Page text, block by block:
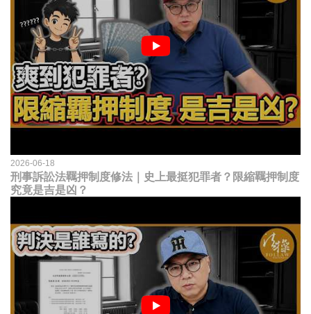
2026-06-18
刑事訴訟法羈押制度修法｜史上最挺犯罪者？限縮羈押制度
究竟是吉是凶？